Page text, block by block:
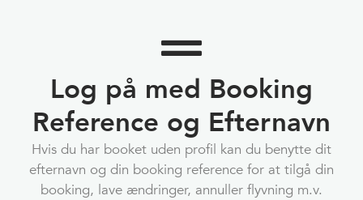
Log på med Booking
Reference og Efternavn
Hvis du har booket uden profil kan du benytte dit
efternavn og din booking reference for at tilgå din
booking, lave ændringer, annuller flyvning m.v.